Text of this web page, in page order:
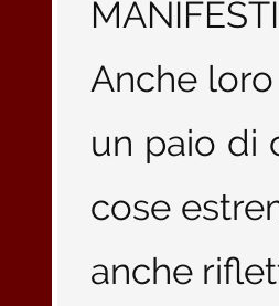
MANIFESTI
Anche loro
un paio di
cose
anche